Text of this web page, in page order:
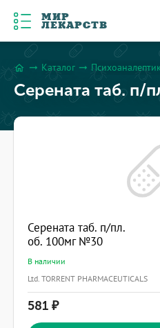
МИР
ЛЕКАРСТВ
home arrow_right_alt Каталог arrow_right_alt
Серената таб. п/
Серената таб. п/пл.
об. 100мг №30
В наличии
Ltd. TORRENT PHARMACEUTICALS
581